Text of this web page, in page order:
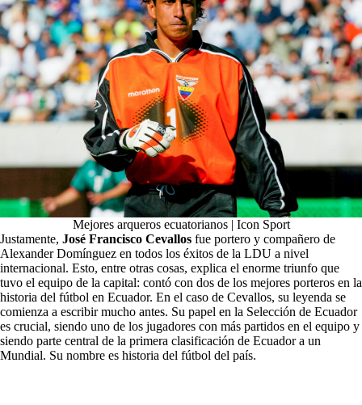
Mejores arqueros ecuatorianos | Icon Sport
Justamente, José Francisco Cevallos fue portero y compañero de
Alexander Domínguez en todos los éxitos de la LDU a nivel
internacional. Esto, entre otras cosas, explica el enorme triunfo que
tuvo el equipo de la capital: contó con dos de los mejores porteros en la
historia del fútbol en Ecuador. En el caso de Cevallos, su leyenda se
comienza a escribir mucho antes. Su papel en la Selección de Ecuador
es crucial, siendo uno de los jugadores con más partidos en el equipo y
siendo parte central de la primera clasificación de Ecuador a un
Mundial. Su nombre es historia del fútbol del país.